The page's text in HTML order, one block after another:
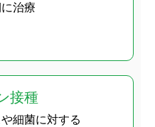
治療
接種
細菌に対する